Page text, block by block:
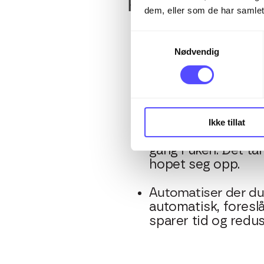
dem, eller som de har
Nødvendig
Ikke tillat
Her er noen
kortutskrifter.
jo raskere går
påvirker
Sett opp faste
gang i uken. Det
hopet seg opp.
Automatiser der
automatisk,
sparer tid og